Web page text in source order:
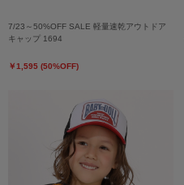
7/23～50%OFF SALE 軽量速乾アウトドア
キャップ 1694
￥1,595 (50%OFF)